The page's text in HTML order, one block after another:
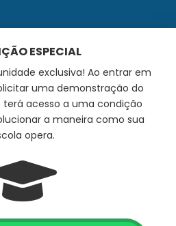
ESPECIAL
exclusiva! Ao entrar em
uma demonstração do
terá acesso a uma condição
a maneira como sua
opera.